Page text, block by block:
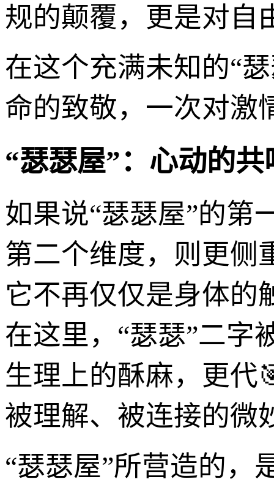
规的颠覆，更是对自
在这个充满未知的“
命的致敬，一次对激
“瑟瑟屋”：心动的
如果说“瑟瑟屋”的第
第二个维度，则更侧
它不再仅仅是身体的
在这里，“瑟瑟”二字
生理上的酥麻，更代
被理解、被连接的微
“瑟瑟屋”所营造的，